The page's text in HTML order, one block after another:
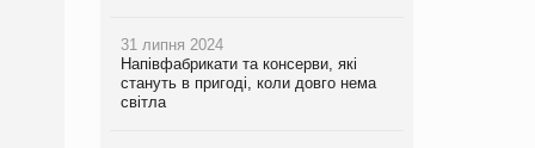
31 липня 2024
Напівфабрикати та консерви, які
стануть в пригоді, коли довго нема
світла